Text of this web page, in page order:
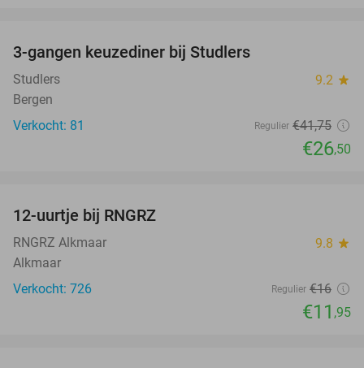
3-gangen keuzediner bij Studlers
Studlers 9.2 star
Bergen
Verkocht: 81
Regulier €41,75
€26,50
12-uurtje bij RNGRZ
RNGRZ Alkmaar 9.8 star
Alkmaar
Verkocht: 726
Regulier €16
€11 ,95